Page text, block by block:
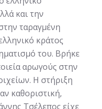
και την
ταραγμένη
κράτος
του. Βρήκε
αρωγούς στην
Η στήριξη
καθοριστική,
Τσέλεπος είχε